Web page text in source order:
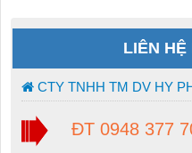
LIÊN HỆ
CTY TNHH TM DV HY
ĐT 0948 377